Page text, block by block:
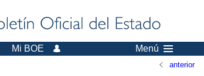
Mi BOE Menú
anterior